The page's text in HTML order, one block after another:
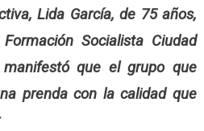
Lida García, de 75 años,
Socialista Ciudad
que el grupo que
prenda con la calidad que